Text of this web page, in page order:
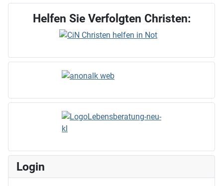
Helfen Sie Verfolgten Christen:
Login